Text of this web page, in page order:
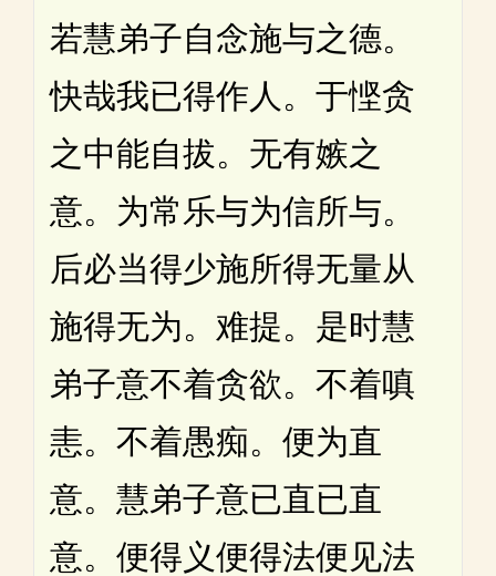
若慧弟子自念施与之德。
快哉我已得作人。于悭贪
之中能自拔。无有嫉之
意。为常乐与为信所与。
后必当得少施所得无量从
施得无为。难提。是时慧
弟子意不着贪欲。不着嗔
恚。不着愚痴。便为直
意。慧弟子意已直已直
意。便得义便得法便见法